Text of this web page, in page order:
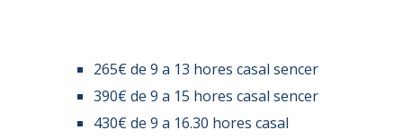
265€ de 9 a 13 hores casal sencer
390€ de 9 a 15 hores casal sencer
430€ de 9 a 16.30 hores casal